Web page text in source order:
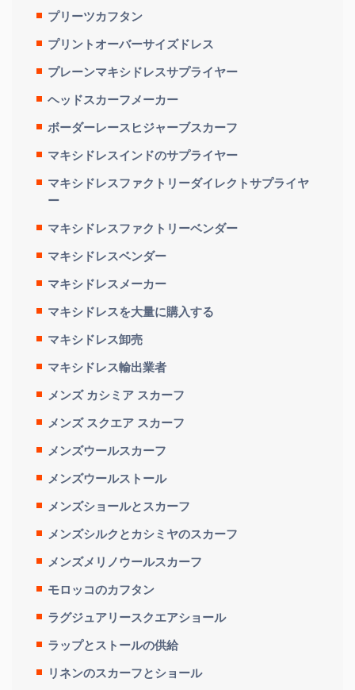
プリーツカフタン
プリントオーバーサイズドレス
プレーンマキシドレスサプライヤー
ヘッドスカーフメーカー
ボーダーレースヒジャーブスカーフ
マキシドレスインドのサプライヤー
マキシドレスファクトリーダイレクトサプライヤ
ー
マキシドレスファクトリーベンダー
マキシドレスベンダー
マキシドレスメーカー
マキシドレスを大量に購入する
マキシドレス卸売
マキシドレス輸出業者
メンズ カシミア スカーフ
メンズ スクエア スカーフ
メンズウールスカーフ
メンズウールストール
メンズショールとスカーフ
メンズシルクとカシミヤのスカーフ
メンズメリノウールスカーフ
モロッコのカフタン
ラグジュアリースクエアショール
ラップとストールの供給
リネンのスカーフとショール